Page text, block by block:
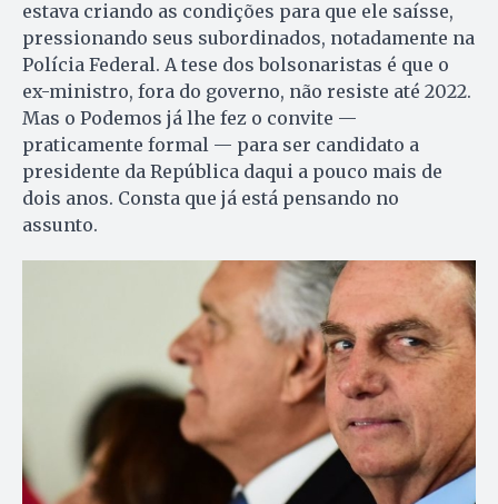
estava criando as condições para que ele saísse,
pressionando seus subordinados, notadamente na
Polícia Federal. A tese dos bolsonaristas é que o
ex-ministro, fora do governo, não resiste até 2022.
Mas o Podemos já lhe fez o convite —
praticamente formal — para ser candidato a
presidente da República daqui a pouco mais de
dois anos. Consta que já está pensando no
assunto.